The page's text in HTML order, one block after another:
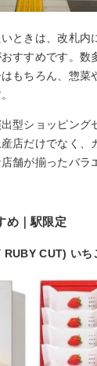
ときは、改札内
すすめです。数
もちろん、惣菜
型ショッピング
店だけでなく、
舗が揃ったバラ
め｜駅限定
RUBY CUT) いち